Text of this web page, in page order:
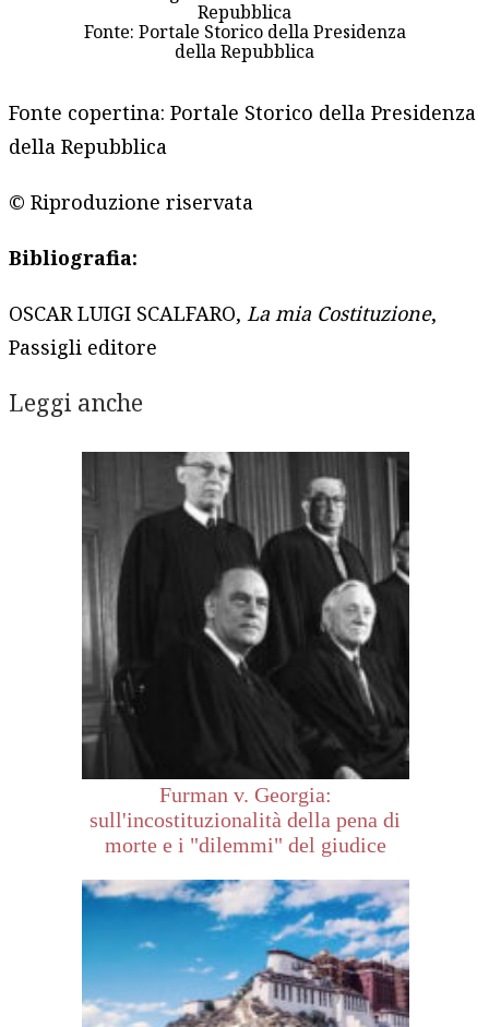
Repubblica
Fonte: Portale Storico della Presidenza
della Repubblica
Fonte copertina: Portale Storico della Presidenza
della Repubblica
© Riproduzione riservata
Bibliografia:
OSCAR LUIGI SCALFARO, La mia Costituzione,
Passigli editore
Leggi anche
Furman v. Georgia:
sull'incostituzionalità della pena di
morte e i "dilemmi" del giudice